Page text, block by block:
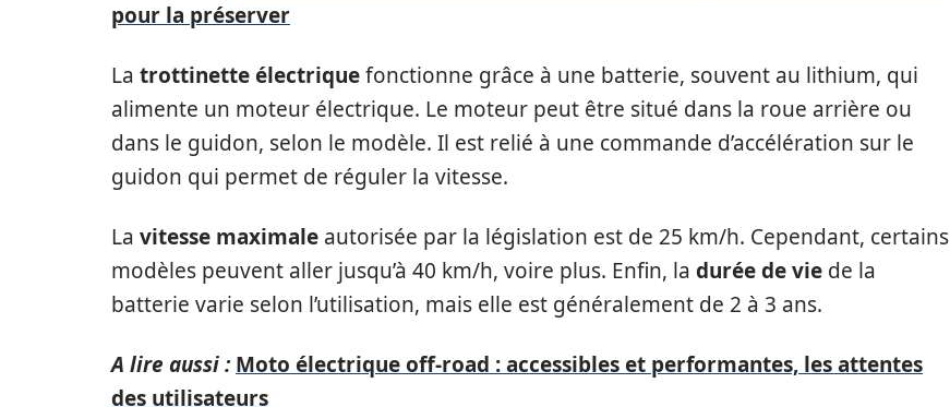
pour la préserver
La trottinette électriquefonctionne grâce à une batterie, souvent au lithium, qui
alimente un moteur électrique. Le moteur peut être situé dans la roue arrière ou
dans le guidon, selon le modèle. Il est relié à une commande d’accélération sur le
guidon qui permet de réguler la vitesse.
La vitesse maximale autorisée par la législation est de 25 km/h. Cependant, certains
modèles peuvent aller jusqu’à 40 km/h, voire plus. Enfin, la durée de vie de la
batterie varie selon l’utilisation, mais elle est généralement de 2 à 3 ans.
A lire aussi : Moto électrique off-road : accessibles et performantes, les attentes
des utilisateurs